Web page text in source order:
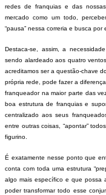
redes de franquias e das nossas
mercado como um todo,
“pausa” nessa correria e busca por
Destaca-se, assim, a
sendo alardeado aos quatro
acreditamos ser a questão-chave
própria rede, pode fazer a
franqueador na maior parte das
boa estrutura de franquias e
centralizado aos seus
entre outras coisas, “apontar”
figurino.
É exatamente nesse ponto que
conta com toda uma estrutura
algo mais específico e que possa
poder transformar todo esse